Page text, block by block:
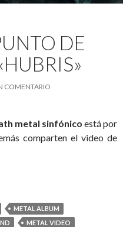
DE
COMENTARIO
metal sinfónico está por
comparten el video de
«Hubris»
METAL ALBUM
METAL VIDEO